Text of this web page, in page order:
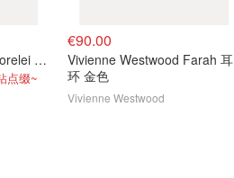
Vivienne Westwood Lorelei 镶钻耳钉
点缀~
€90.00
Vivienne Westwood Farah 耳
环 金色
Vivienne Westwood